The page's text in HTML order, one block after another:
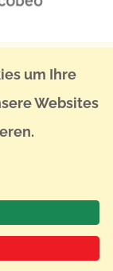
von -Webadev-
um Ihre
Websites